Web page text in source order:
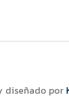
diseñado por